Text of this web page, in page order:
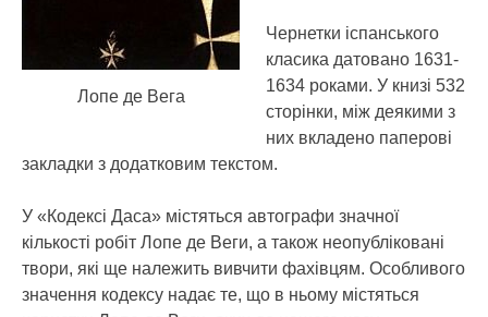
Лопе де Вега
Чернетки іспанського
класика датовано 1631-
1634 роками. У книзі 532
сторінки, між деякими з
них вкладено паперові
закладки з додатковим текстом.
У «Кодексі Даса» містяться автографи значної
кількості робіт Лопе де Веги, а також неопубліковані
твори, які ще належить вивчити фахівцям. Особливого
значення кодексу надає те, що в ньому містяться